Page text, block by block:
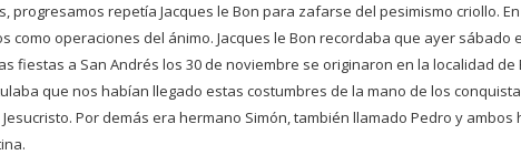
progresamos repetía Jacques le Bon para zafarse del pesimismo criollo.
como operaciones del ánimo. Jacques le Bon recordaba que ayer sábado
fiestas a San Andrés los 30 de noviembre se originaron en la localidad de
que nos habían llegado estas costumbres de la mano de los
Por demás era hermano Simón, también llamado Pedro y